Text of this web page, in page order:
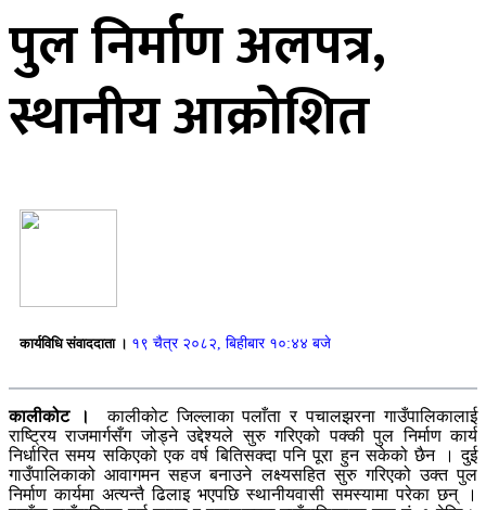
पुल निर्माण अलपत्र,
स्थानीय आक्रोशित
कार्यविधि संवाददाता । १९ चैत्र २०८२, बिहीबार १०:४४ बजे
कालीकोट ।
कालीकोट जिल्लाका पलाँता र पचालझरना गाउँपालिकालाई
राष्ट्रिय राजमार्गसँग जोड्ने उद्देश्यले सुरु गरिएको पक्की पुल निर्माण कार्य
निर्धारित समय सकिएको एक वर्ष बितिसक्दा पनि पूरा हुन सकेको छैन । दुई
गाउँपालिकाको आवागमन सहज बनाउने लक्ष्यसहित सुरु गरिएको उक्त पुल
निर्माण कार्यमा अत्यन्तै ढिलाइ भएपछि स्थानीयवासी समस्यामा परेका छन् ।